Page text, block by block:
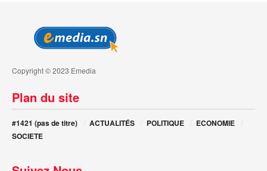
Copyright © 2023 Emedia
Plan du site
#1421 (pas de titre) ACTUALITÉS POLITIQUE
ECONOMIE
SOCIETE